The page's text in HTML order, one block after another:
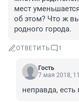
мест
об этом? Что ж
родного города.
ОТВЕТИТЬ 1
Гость
7 мая 2018,
неправда,